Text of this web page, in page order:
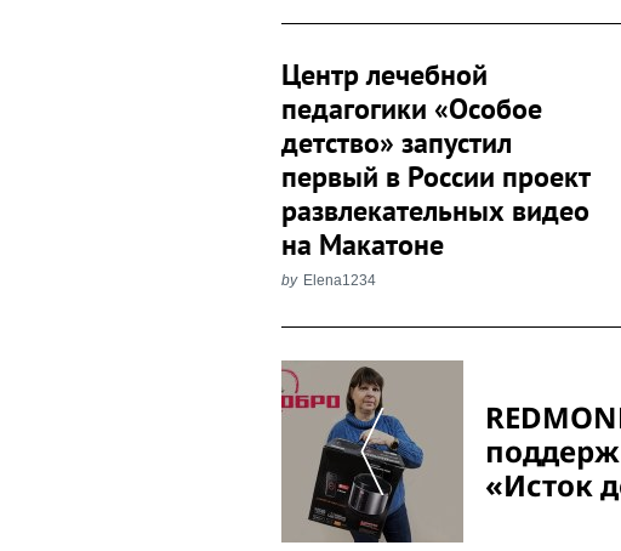
Центр лечебной
педагогики «Особое
детство» запустил
первый в России проект
развлекательных видео
на Макатоне
by Elena1234
Post
Navigation
«Исток